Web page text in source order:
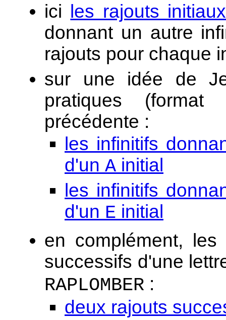
ici
les rajouts
donnant un autre
rajouts pour chaque
sur une idée de
pratiques
précédente :
les infinitifs
d'un A initial
les infinitifs
d'un E initial
en complément,
successifs d'une
RAPLOMBER :
deux rajouts